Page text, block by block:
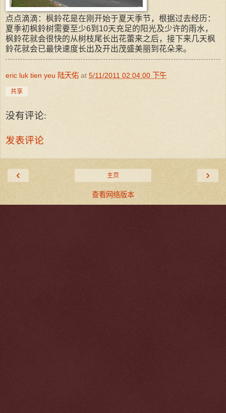
点点滴滴：枫鈴花是在刚开始于夏天季节，根据过去经历：
夏季初枫鈴树需要至少6到10天充足的阳光及少许的雨水，
枫鈴花就会很快的从树枝尾长出花蕾来之后，接下来几天枫
鈴花就会已最快速度长出及开出茂盛美丽到花朵来。
eric luk tien yeu 陆天佑 at 5/11/2011 02:04:00 下午
共享
没有评论:
发表评论
‹ ›
主页
查看网络版本